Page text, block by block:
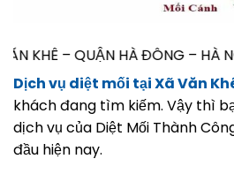
ĐÔNG – HÀ NỘI CẦN TƯ
Dịch vụ diệt mối tại Xã Văn
khách đang tìm kiếm. Vậy thì
dịch vụ của Diệt Mối Thành
đầu hiện nay.